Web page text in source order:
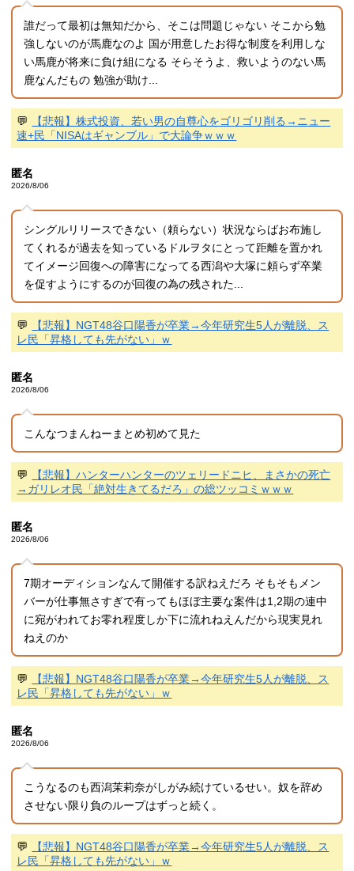
誰だって最初は無知だから、そこは問題じゃない そこから勉
強しないのが馬鹿なのよ 国が用意したお得な制度を利用しな
い馬鹿が将来に負け組になる そらそうよ、救いようのない馬
鹿なんだもの 勉強が助け...
💬
【悲報】株式投資、若い男の自尊心をゴリゴリ削る→ニュー
速+民「NISAはギャンブル」で大論争ｗｗｗ
匿名
2026/8/06
シングルリリースできない（頼らない）状況ならばお布施し
てくれるが過去を知っているドルヲタにとって距離を置かれ
てイメージ回復への障害になってる西潟や大塚に頼らず卒業
を促すようにするのが回復の為の残された...
💬
【悲報】NGT48谷口陽香が卒業→今年研究生5人が離脱、ス
レ民「昇格しても先がない」ｗ
匿名
2026/8/06
こんなつまんねーまとめ初めて見た
💬
【悲報】ハンターハンターのツェリードニヒ、まさかの死亡
→ガリレオ民「絶対生きてるだろ」の総ツッコミｗｗｗ
匿名
2026/8/06
7期オーディションなんて開催する訳ねえだろ そもそもメン
バーが仕事無さすぎで有ってもほぼ主要な案件は1,2期の連中
に宛がわれてお零れ程度しか下に流れねえんだから現実見れ
ねえのか
💬
【悲報】NGT48谷口陽香が卒業→今年研究生5人が離脱、ス
レ民「昇格しても先がない」ｗ
匿名
2026/8/06
こうなるのも西潟茉莉奈がしがみ続けているせい。奴を辞め
させない限り負のループはずっと続く。
💬
【悲報】NGT48谷口陽香が卒業→今年研究生5人が離脱、ス
レ民「昇格しても先がない」ｗ